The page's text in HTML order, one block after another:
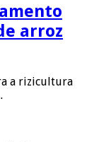
arroz
a rizicultura